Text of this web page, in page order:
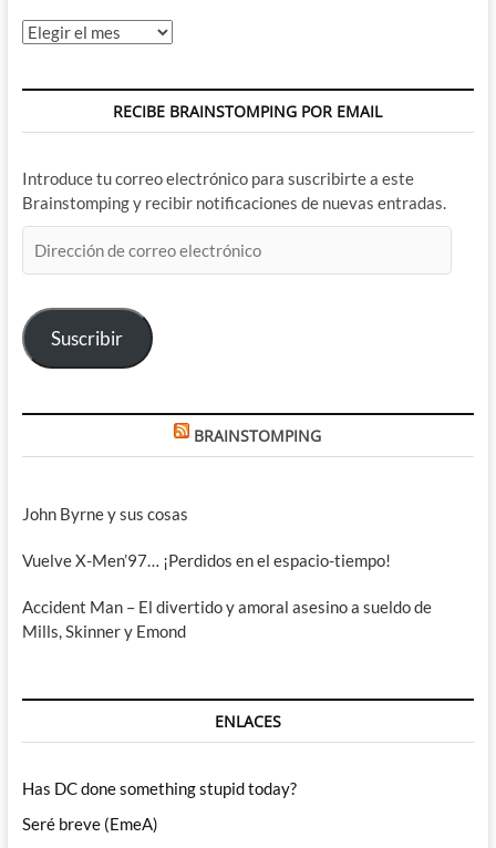
Archivos
RECIBE BRAINSTOMPING POR EMAIL
Introduce tu correo electrónico para suscribirte a este
Brainstomping y recibir notificaciones de nuevas entradas.
de
electrónico
Suscribir
BRAINSTOMPING
John Byrne y sus cosas
Vuelve X-Men’97… ¡Perdidos en el espacio-tiempo!
Accident Man – El divertido y amoral asesino a sueldo de
Mills, Skinner y Emond
ENLACES
Has DC done something stupid today?
Seré breve (EmeA)